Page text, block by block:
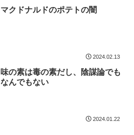
マクドナルドのポテトの闇
2024.02.13
味の素は毒の素だし、陰謀論でも
なんでもない
2024.01.22